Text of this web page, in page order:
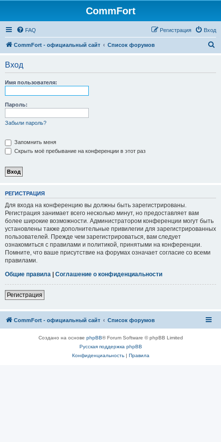
CommFort
FAQ Вход
Регистрация
CommFort - официальный сайт Список форумов
Вход
Имя пользователя:
Пароль:
Забыли пароль?
Запомнить меня
Скрыть моё пребывание на конференции в этот раз
РЕГИСТРАЦИЯ
Для входа на конференцию вы должны быть зарегистрированы.
Регистрация занимает всего несколько минут, но предоставляет вам
более широкие возможности. Администратором конференции могут быть
установлены также дополнительные привилегии для зарегистрированных
пользователей. Прежде чем зарегистрироваться, вам следует
ознакомиться с правилами и политикой, принятыми на конференции.
Помните, что ваше присутствие на форумах означает согласие со всеми
правилами.
Общие правила | Соглашение о конфиденциальности
Регистрация
CommFort - официальный сайт Список форумов
Создано на основе phpBB® Forum Software © phpBB Limited
Русская поддержка phpBB
Конфиденциальность| Правила